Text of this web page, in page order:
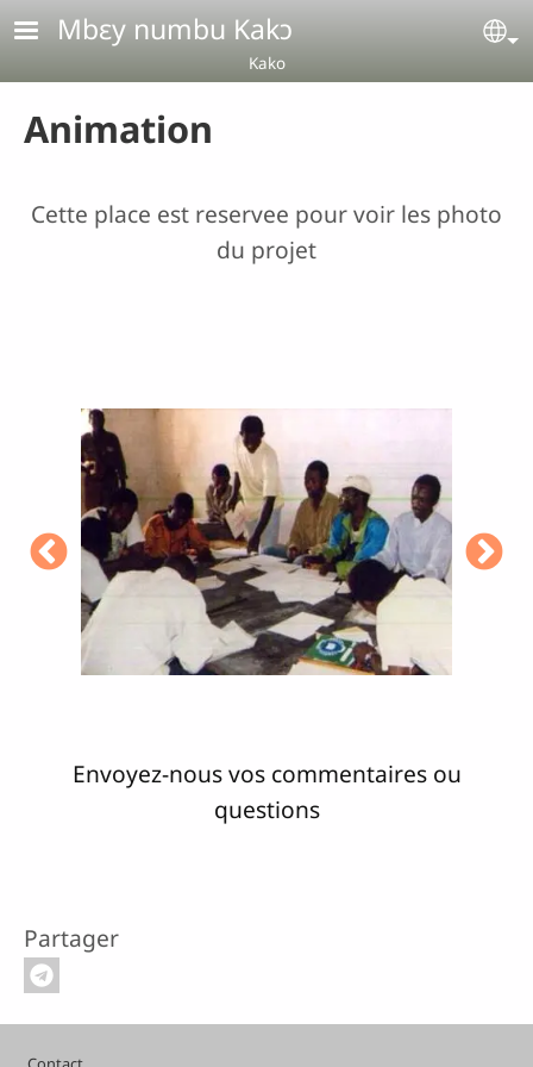
Aller au contenu principal
Mbɛy numbu Kakɔ
Kako
Animation
Cette place est reservee pour voir les photo
du projet
Envoyez-nous vos commentaires ou
questions
Partager
Pied de page